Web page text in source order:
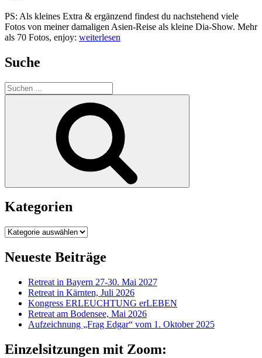
PS: Als kleines Extra & ergänzend findest du nachstehend viele
Fotos von meiner damaligen Asien-Reise als kleine Dia-Show. Mehr
als 70 Fotos, enjoy: „Interview
weiterlesen
Suche
Suchen
nach:
Kategorien
Kategorien
Neueste Beiträge
Retreat in Bayern 27-30. Mai 2027
Retreat in Kärnten, Juli 2026
Kongress ERLEUCHTUNG erLEBEN
Retreat am Bodensee, Mai 2026
Aufzeichnung „Frag Edgar“ vom 1. Oktober 2025
Einzelsitzungen mit Zoom: